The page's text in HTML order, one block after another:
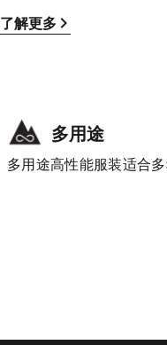
了解更多
多用途
多用途高性能服装适合